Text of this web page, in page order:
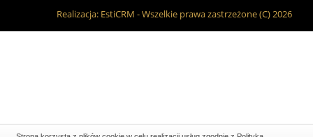
Realizacja: EstiCRM - Wszelkie prawa zastrzeżone (C) 2026